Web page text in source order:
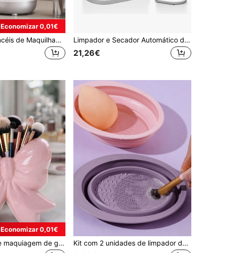
Economizar 0,01€
Limpador de Pincéis de Maquilhagem Elétrico 3 em 1, Limpador Automático de Pincéis de Maquilhagem com Secador de Pincéis de Maquilhagem, Portátil USB Plug and Play, Limpeza Profunda, Adequado para Todos os Tamanhos de Conjunto de Pincéis de Maquilhagem, Pincel de Pó e Blush, Esponja, Presente de Férias Perfeito Limpador e Secador Automático de Pincéis de Maquilhagem 3 em 1, Máquina Elétrica de Lavagem de Pincéis de Maquilhagem com Suporte, Combina Limpeza e Secagem ao Ar, Adequado para Vários Tamanhos de Pincéis de Maquilhagem, Um Presente Favorito para Mulheres
21,26€
Economizar 0,01€
Porta-pincéis de maquiagem de grande capacidade (1 unidade), com design de laço delicado, ideal para guardar ferramentas de maquiagem, canetas e outros acessórios. Também pode ser usado como decoração de mesa ou presente para mulheres. Perfeito para quarto, banheiro e escritório. Kit com 2 unidades de limpador de pincéis de maquiagem dobráveis em silicone roxo, ideal para ferramentas de beleza e esponjas de maquiagem. Inclui tigela para limpeza de esponjas e tapete de silicone para aplicação de maquiagem, um item essencial para a casa. Hipoalergênico, sem fragrância, operação manual, sem necessidade de pilhas, para limpeza profunda e manutenção de pincéis e esponjas de maquiagem.